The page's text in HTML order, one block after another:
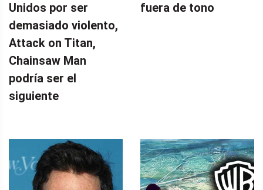
Unidos por ser
demasiado violento,
Attack on Titan,
Chainsaw Man
podría ser el
siguiente
fuera de tono